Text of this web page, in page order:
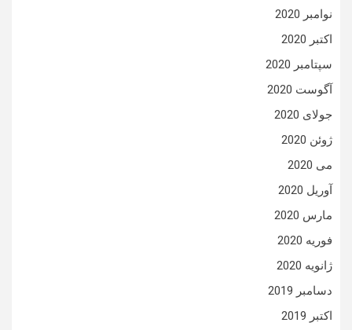
نوامبر 2020
اکتبر 2020
سپتامبر 2020
آگوست 2020
جولای 2020
ژوئن 2020
می 2020
آوریل 2020
مارس 2020
فوریه 2020
ژانویه 2020
دسامبر 2019
اکتبر 2019